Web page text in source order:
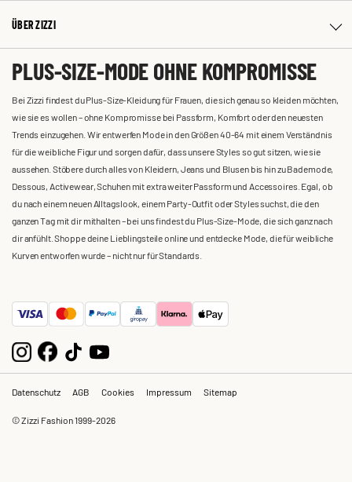
ÜBER ZIZZI
PLUS-SIZE-MODE OHNE KOMPROMISSE
Bei Zizzi findest du Plus-Size-Kleidung für Frauen, die sich genau so kleiden möchten,
wie sie es wollen – ohne Kompromisse bei Passform, Komfort oder den neuesten
Trends einzugehen. Wir entwerfen Mode in den Größen 40-64 mit einem Verständnis
für die weibliche Figur und sorgen dafür, dass unsere Styles so gut sitzen, wie sie
aussehen. Stöbere durch alles von Kleidern, Jeans und Blusen bis hin zu Bademode,
Dessous, Activewear, Schuhen mit extra weiter Passform und Accessoires. Egal, ob
du nach einem neuen Alltagslook, einem Party-Outfit oder Styles suchst, die den
ganzen Tag mit dir mithalten – bei uns findest du Plus-Size-Mode, die sich ganz nach
dir anfühlt. Shoppe deine Lieblingsteile online und entdecke Mode, die für weibliche
Kurven entworfen wurde – nicht nur für Standards.
Datenschutz AGB Cookies Impressum Sitemap
© Zizzi Fashion 1999-2026